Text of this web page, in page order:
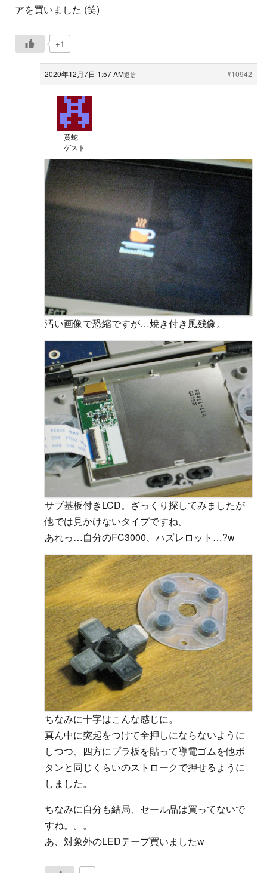
アを買いました (笑)
+1
2020年12月7日 1:57 AM #10942
返信
黄蛇
ゲスト
汚い画像で恐縮ですが…焼き付き風残像。
サブ基板付きLCD。ざっくり探してみましたが
他では見かけないタイプですね。
あれっ…自分のFC3000、ハズレロット…?w
ちなみに十字はこんな感じに。
真ん中に突起をつけて全押しにならないように
しつつ、四方にプラ板を貼って導電ゴムを他ボ
タンと同じくらいのストロークで押せるように
しました。
ちなみに自分も結局、セール品は買ってないで
すね。。。
あ、対象外のLEDテープ買いましたw